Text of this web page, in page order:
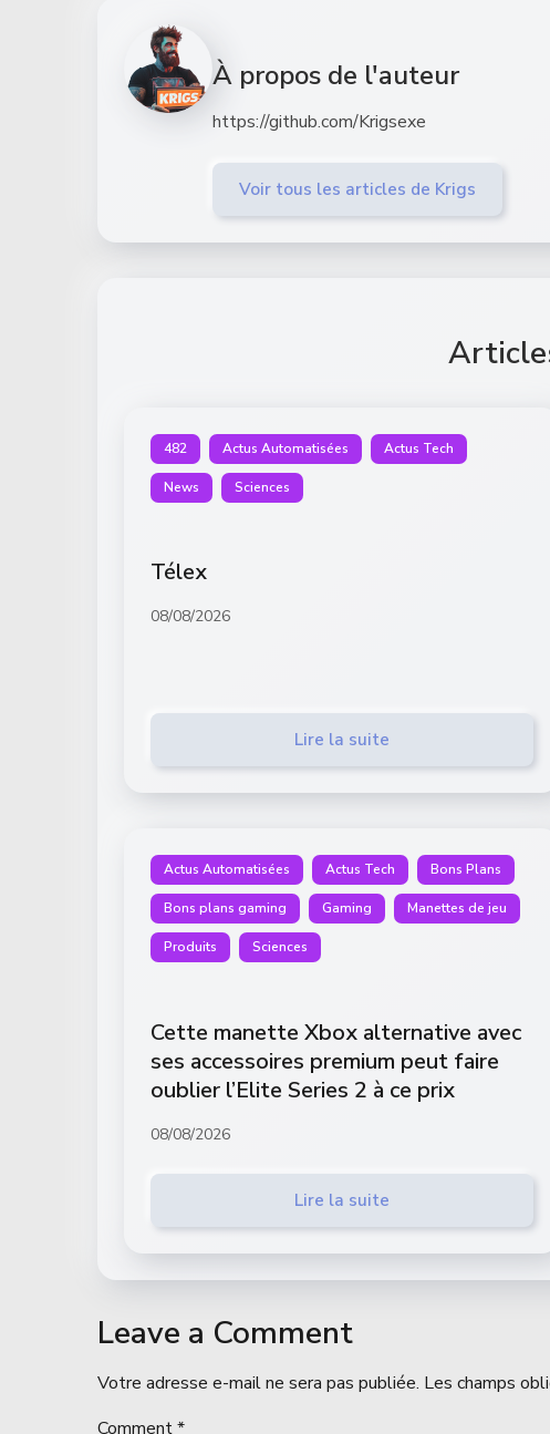
À propos de l'auteur
https://github.com/Krigsexe
Voir tous les articles de Krigs
482 Actus Automatisées Actus Tech
News Sciences
Télex
08/08/2026
Lire la suite
Actus Automatisées Actus Tech Bons Plans
Bons plans gaming Gaming Manettes de jeu
Produits Sciences
Cette manette Xbox alternative avec
ses accessoires premium peut faire
oublier l’Elite Series 2 à ce prix
08/08/2026
Lire la suite
Leave a Comment
Votre adresse e-mail ne sera pas publiée. Les champs
Comment*